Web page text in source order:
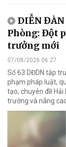
DIỄN ĐÀN
Phòng: Đột
trưởng mới
07/08/2026 06:27
Số 63 DĐDN tập
phạm pháp luật,
tạo, chuyên đề
trưởng và nâng